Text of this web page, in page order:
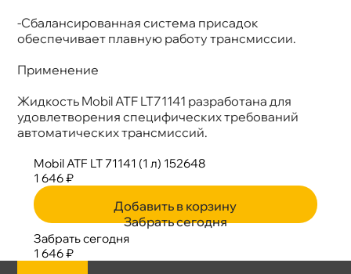
-Сбалансированная система присадок
обеспечивает плавную работу трансмиссии.
Применение
Жидкость Mobil ATF LT71141 разработана для
удовлетворения специфических требований
автоматических трансмиссий.
Mobil ATF LT 71141 (1 л) 152648
1 646 ₽
Добавить в корзину
Забрать сегодня
Забрать сегодня
1 646 ₽